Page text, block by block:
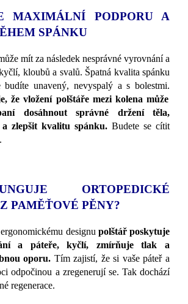
MAXIMÁLNÍ PODPORU A
SPÁNKU
mít za následek nesprávné vyrovnání a
kloubů a svalů. Špatná kvalita spánku
budíte unavený, nevyspalý a s bolestmi.
že vložení polštáře mezi kolena může
dosáhnout správné držení těla,
zlepšit kvalitu spánku. Budete se cítit
ORTOPEDICKÉ
PAMĚŤOVÉ PĚNY?
designu polštář poskytuje
a páteře, kyčlí, zmírňuje tlak a
oporu. Tím zajistí, že si vaše páteř a
odpočinou a zregenerují se. Tak dochází
regenerace.